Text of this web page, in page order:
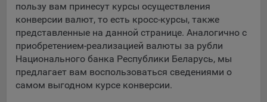
Необходимые для функционирования веб-аналитических
платформ «Google Analytics», «Яндекс.Метрика»
(статистические), установлены на сервере Общества и не
передаются третьим лицам, часть из которых хранятся во
время пользования сайтом;
Остальные - не более года.
пользу вам принесут курсы осуществления
конверсии валют, то есть кросс-курсы, также
представленные на данной странице. Аналогично с
приобретением-реализацией валюты за рубли
Национального банка Республики Беларусь, мы
предлагает вам воспользоваться сведениями о
самом выгодном курсе конверсии.